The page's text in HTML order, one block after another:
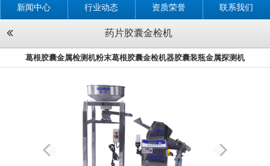
新闻中心 行业动态 资质荣誉 联系我们
药片胶囊金检机
葛根胶囊金属检测机粉末葛根胶囊金检机器胶囊装瓶金属探测机